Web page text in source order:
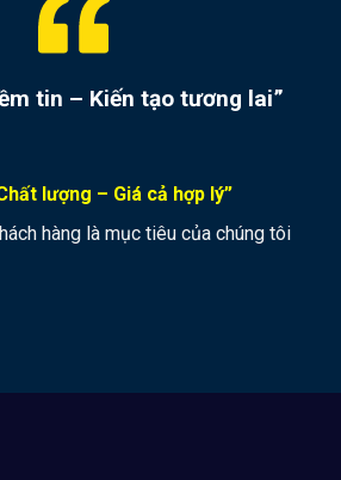
tin – Kiến tạo tương lai”
lượng – Giá cả hợp lý”
hàng là mục tiêu của chúng tôi